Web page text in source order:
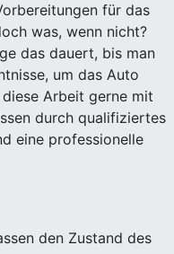
für das
was, wenn nicht?
das dauert, bis man
um das Auto
Arbeit gerne mit
durch qualifiziertes
eine professionelle
den Zustand des